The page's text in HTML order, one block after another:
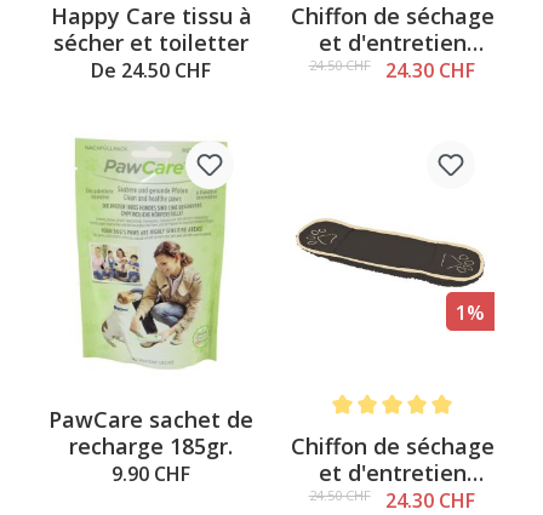
Happy Care tissu à
sécher et toiletter
De 24.50 CHF
Chiffon de séchage
et d'entretien
Chenille Plus,
24.50 CHF 24.30 CHF
PawCare sachet de
recharge 185gr.
9.90 CHF
1%
Chiffon de séchage
et d'entretien
Chenille Plus,
24.50 CHF 24.30 CHF